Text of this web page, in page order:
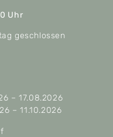
Uhr
geschlossen
– 17.08.2026
– 11.10.2026